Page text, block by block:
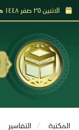
الاثنين ٢٥ صفر ١٤٤٨ هـ | ۱۹-۰۵-۱۴۰۵ | 10-08-2026
المكتبة التفاسير